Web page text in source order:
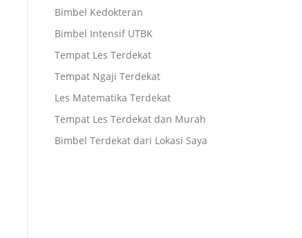
Bimbel Kedokteran
Bimbel Intensif UTBK
Tempat Les Terdekat
Tempat Ngaji Terdekat
Les Matematika Terdekat
Tempat Les Terdekat dan Murah
Bimbel Terdekat dari Lokasi Saya